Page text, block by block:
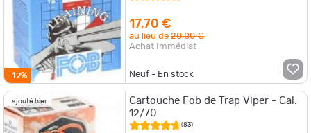
-12%
17,70 €
au lieu de20,00 €
Achat Immédiat
Neuf - En stock
ajouté hier
Cartouche Fob de Trap Viper - Cal.
12/70
(83)